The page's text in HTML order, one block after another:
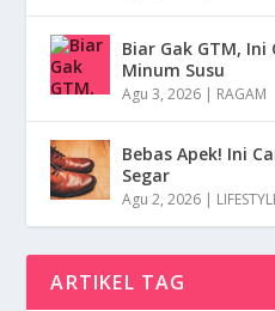
Biar Gak GTM, Ini
Minum Susu
Agu 3, 2026 | RAGAM
Bebas Apek! Ini
Segar
Agu 2, 2026 |
ARTIKEL TAG